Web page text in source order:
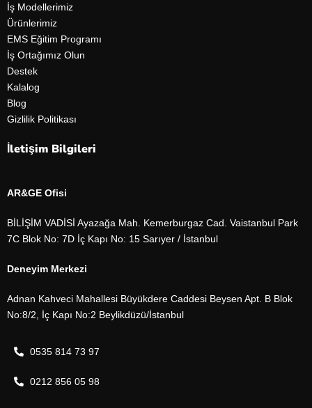
İş Modellerimiz
Ürünlerimiz
EMS Eğitim Programı
İş Ortağımız Olun
Destek
Kalalog
Blog
Gizlilik Politikası
İletişim Bilgileri
AR&GE Ofisi
BİLİŞİM VADİSİ Ayazağa Mah. Kemerburgaz Cad. Vaistanbul Park
7C Blok No: 7D İç Kapı No: 15 Sarıyer / İstanbul
Deneyim Merkezi
Adnan Kahveci Mahallesi Büyükdere Caddesi Beysen Apt. B Blok
No:8/2, İç Kapı No:2 Beylikdüzü/İstanbul
0535 814 73 97
0212 856 05 98